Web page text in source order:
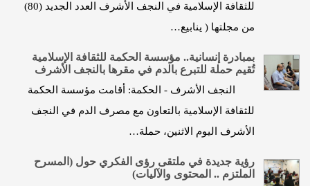
للثقافة الإسلامية في النجف الأشرف العدد الجديد (80)
من مجلتها ( ينابيع…
بمبادرة إنسانية.. مؤسسة الحكمة للثقافة الإسلامية
تُقيم حملة للتبرع بالدم في مقرها بالنجف الأشرف
النجف الأشرف - الحكمة: أقامت مؤسسة الحكمة
للثقافة الإسلامية بالتعاون مع مصرف الدم في النجف
الأشرف اليوم الاثنين، حملة…
رؤية جديدة في ملتقى رؤى الفكري حول (المسرح
الملتزم .. المحتوى والآليات)